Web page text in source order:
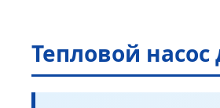
Тепловой насос